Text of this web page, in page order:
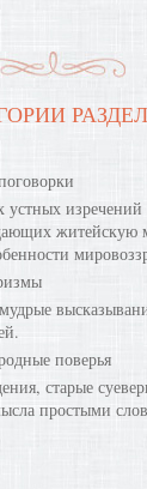
устных изречений
житейскую
поверья
старые
простыми